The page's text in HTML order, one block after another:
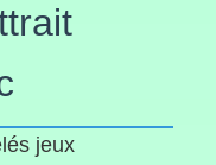
jeux